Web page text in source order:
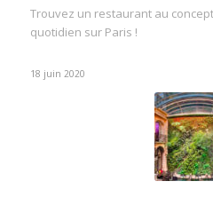
Trouvez un restaurant au
quotidien sur Paris !
18 juin 2020